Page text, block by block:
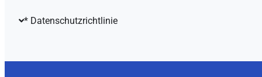
* Datenschutzrichtlinie